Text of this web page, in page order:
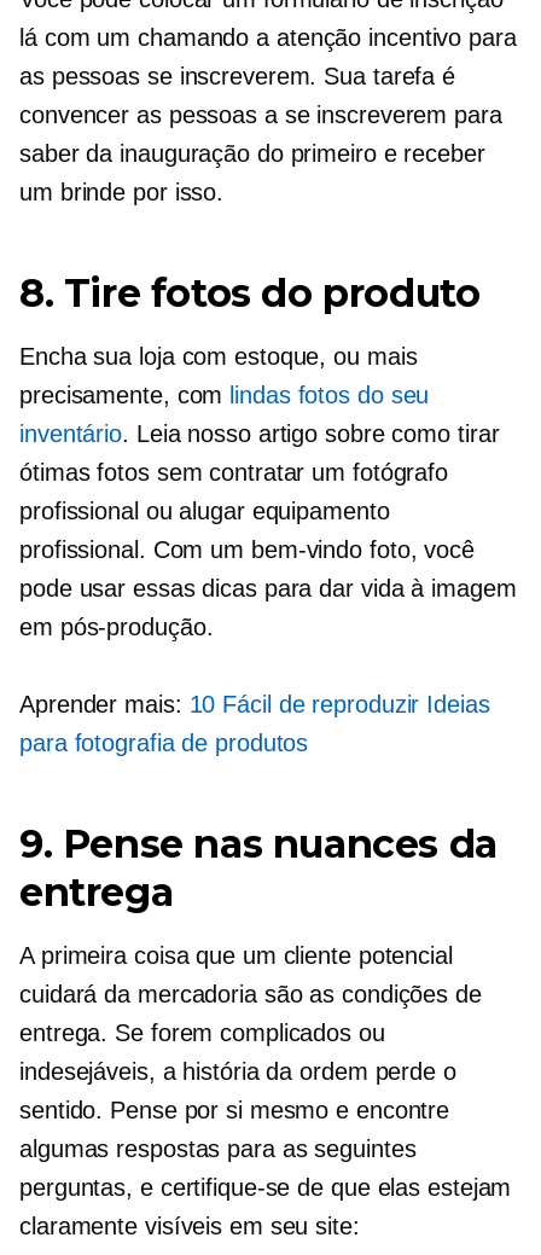
lá com umchamando a atenção incentivo para
as pessoas se inscreverem. Sua tarefa é
convencer as pessoas a se inscreverem para
saber da inauguração do primeiro e receber
um brinde por isso.
8. Tire fotos do produto
Encha sua loja com estoque, ou mais
precisamente, com lindas fotos do seu
inventário. Leia nosso artigo sobre como tirar
ótimas fotos sem contratar um fotógrafo
profissional ou alugar equipamento
profissional. Com um bem-vindo foto, você
pode usar essas dicas para dar vida à imagem
em pós-produção.
Aprender mais: 10 Fácil de reproduzir Ideias
para fotografia de produtos
9. Pense nas nuances da
entrega
A primeira coisa que um cliente potencial
cuidará da mercadoria são as condições de
entrega. Se forem complicados ou
indesejáveis, a história da ordem perde o
sentido. Pense por si mesmo e encontre
algumas respostas para as seguintes
perguntas, e certifique-se de que elas estejam
claramente visíveis em seu site: